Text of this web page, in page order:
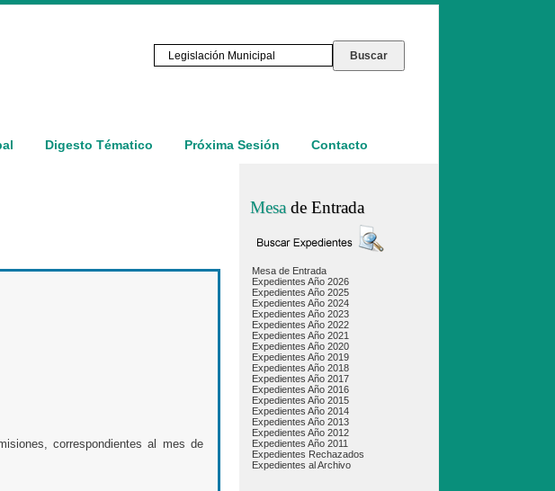
Digesto Tématico Próxima Sesión Contacto
correspondientes al mes de
Mesa de Entrada
Mesa de Entrada
Expedientes Año 2026
Expedientes Año 2025
Expedientes Año 2024
Expedientes Año 2023
Expedientes Año 2022
Expedientes Año 2021
Expedientes Año 2020
Expedientes Año 2019
Expedientes Año 2018
Expedientes Año 2017
Expedientes Año 2016
Expedientes Año 2015
Expedientes Año 2014
Expedientes Año 2013
Expedientes Año 2012
Expedientes Año 2011
Expedientes Rechazados
Expedientes al Archivo